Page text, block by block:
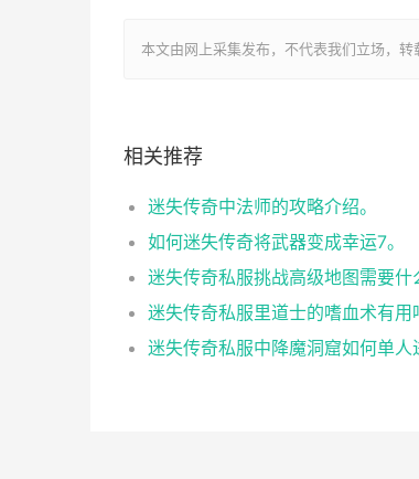
本文由网上采集发布，不代表我们立场，
相关推荐
迷失传奇中法师的攻略介绍。
如何迷失传奇将武器变成幸运7。
迷失传奇私服挑战高级地图需要什
迷失传奇私服里道士的嗜血术有用
迷失传奇私服中降魔洞窟如何单人